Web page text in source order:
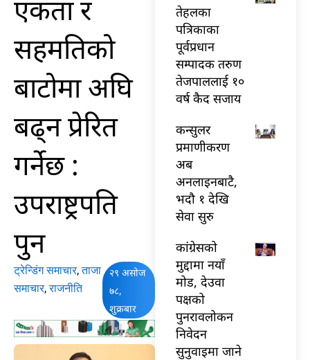
एकता र
सहमतिको
बाटोमा अघि
बढ्न प्रेरित
गर्नेछ :
उपराष्ट्रपति
पुन
ट्रेन्डिंग समाचार,ताजा
समाचार,राजनीति
२९ असोज
७८,
शुक्रबार
तेहलका
पत्रिकाका
पूर्वप्रधान
सम्पादक तरुण
तेजपाललाई १०
वर्ष कैद सजाय
कन्सुलर
प्रमाणीकरण
अब
अनलाइनबाटै,
भदौ १ देखि
सेवा सुरु
कांग्रेसको
मुद्दामा नयाँ
मोड, देउवा
पक्षको
पुनरावलोकन
निवेदन
सुनुवाइमा जाने